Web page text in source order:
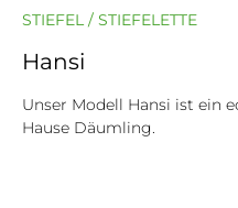
STIEFEL / STIEFELETTE
Hansi
Unser Modell Hansi ist ein
Hause Däumling.